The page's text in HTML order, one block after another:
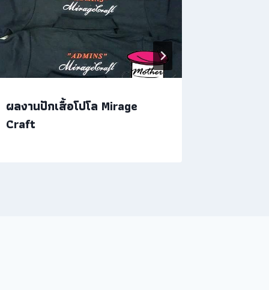
ผลงานปักเสื้อโปโล Mirage
Craft